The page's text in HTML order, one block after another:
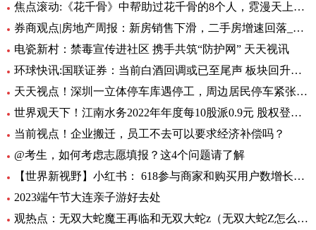
焦点滚动:《花千骨》中帮助过花千骨的8个人，霓漫天上榜，第1为千骨而死
券商观点|房地产周报：新房销售下滑，二手房增速回落_当前播报
电瓷新村：禁毒宣传进社区 携手共筑“防护网” 天天视讯
环球快讯:国联证券：当前白酒回调或已至尾声 板块回升在即
天天视点！深圳一立体停车库遇停工，周边居民停车紧张，街道办回应
世界观天下！江南水务2022年年度每10股派0.9元 股权登记日为6月27日
当前视点！企业搬迁，员工不去可以要求经济补偿吗？
@考生，如何考虑志愿填报？这4个问题请了解
【世界新视野】小红书： 618参与商家和购买用户数增长超4倍
2023端午节大连亲子游好去处
观热点：无双大蛇魔王再临和无双大蛇z（无双大蛇Z怎么开启蛇魔再临）